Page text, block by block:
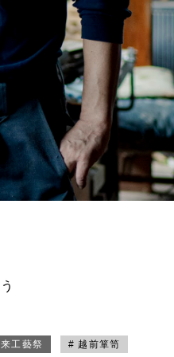
工藝祭 # 越前箪笥